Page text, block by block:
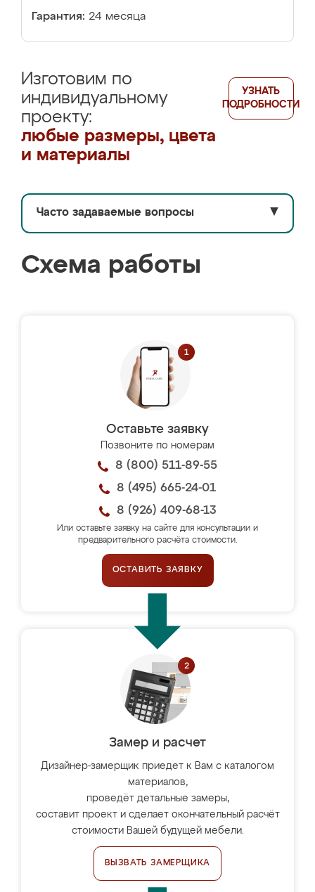
Гарантия: 24 месяца
Изготовим по
индивидуальному
проекту:
любые размеры, цвета
и материалы
УЗНАТЬ
ПОДРОБНОСТИ
Часто задаваемые вопросы ▼
Схема работы
Оставьте заявку
Позвоните по номерам
8 (800) 511-89-55
8 (495) 665-24-01
8 (926) 409-68-13
Или оставьте заявку на сайте для консультации и
предварительного расчёта стоимости.
ОСТАВИТЬ ЗАЯВКУ
Замер и расчет
Дизайнер-замерщик приедет к Вам с каталогом
материалов,
проведёт детальные замеры,
составит проект и сделает окончательный расчёт
стоимости Вашей будущей мебели.
ВЫЗВАТЬ ЗАМЕРЩИКА